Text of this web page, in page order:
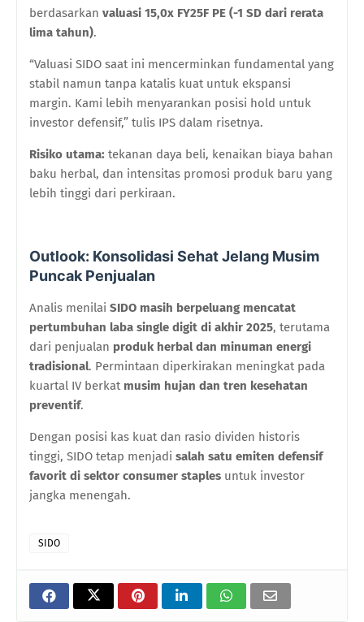
berdasarkan valuasi 15,0x FY25F PE (-1 SD dari rerata
lima tahun).
“Valuasi SIDO saat ini mencerminkan fundamental yang
stabil namun tanpa katalis kuat untuk ekspansi
margin. Kami lebih menyarankan posisi hold untuk
investor defensif,” tulis IPS dalam risetnya.
Risiko utama: tekanan daya beli, kenaikan biaya bahan
baku herbal, dan intensitas promosi produk baru yang
lebih tinggi dari perkiraan.
Outlook: Konsolidasi Sehat Jelang Musim
Puncak Penjualan
Analis menilai SIDO masih berpeluang mencatat
pertumbuhan laba single digit di akhir 2025, terutama
dari penjualan produk herbal dan minuman energi
tradisional. Permintaan diperkirakan meningkat pada
kuartal IV berkat musim hujan dan tren kesehatan
preventif.
Dengan posisi kas kuat dan rasio dividen historis
tinggi, SIDO tetap menjadi salah satu emiten defensif
favorit di sektor consumer staples untuk investor
jangka menengah.
SIDO